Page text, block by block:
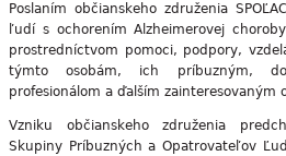
Poslaním občianskeho združenia
ľudí s ochorením Alzheimerovej
prostredníctvom pomoci, podpory,
týmto osobám, ich príbuzným,
profesionálom a ďalším zainteresovaným
Vzniku občianskeho združenia
Skupiny Príbuzných a Opatrovateľov